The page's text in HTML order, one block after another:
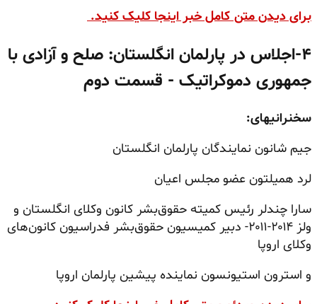
برای دیدن متن کامل خبر اینجا کلیک کنید.
۴-اجلاس در پارلمان انگلستان: صلح و آزادی با
جمهوری دموکراتیک - قسمت دوم
سخنرانیهای:
جیم شانون نمایندگان پارلمان انگلستان
لرد همیلتون عضو مجلس اعیان
سارا چندلر رئیس کمیته حقوق‌بشر کانون وکلای انگلستان و
ولز ۲۰۱۴-۲۰۱۱- دبیر کمیسیون حقوق‌بشر فدراسیون کانون‌های
وکلای اروپا
و استرون استیونسون نماینده پیشین پارلمان اروپا